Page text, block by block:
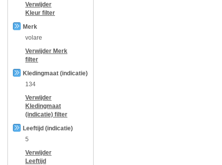
Verwijder
Kleur filter
Merk
volare
Verwijder Merk
filter
Kledingmaat (indicatie)
134
Verwijder
Kledingmaat
(indicatie) filter
Leeftijd (indicatie)
5
Verwijder
Leeftijd